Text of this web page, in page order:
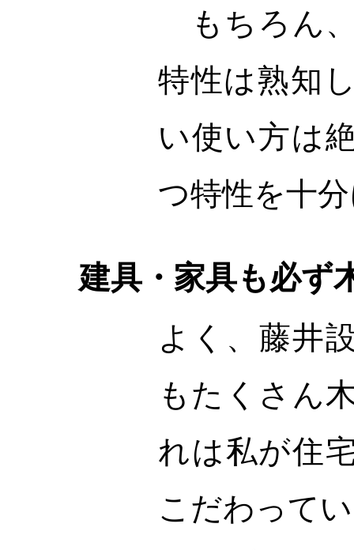
もちろん
特性は熟知
い使い方は
つ特性を十
建具・家具も必ず
よく、藤井
もたくさん
れは私が住
こだわって